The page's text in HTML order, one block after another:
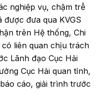
nghiệp vụ, chậm trễ
đưa qua KVGS
trên Hệ thống, Chi
liên quan chịu trách
Lãnh đạo Cục Hải
Cục Hải quan tỉnh,
cáo, giải trình trước